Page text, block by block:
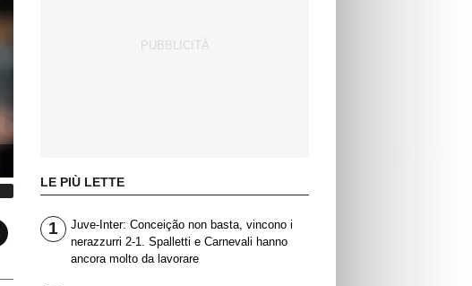
LE PIÙ LETTE
1
Juve-Inter: Conceição non basta, vincono i
nerazzurri 2-1. Spalletti e Carnevali hanno
ancora molto da lavorare